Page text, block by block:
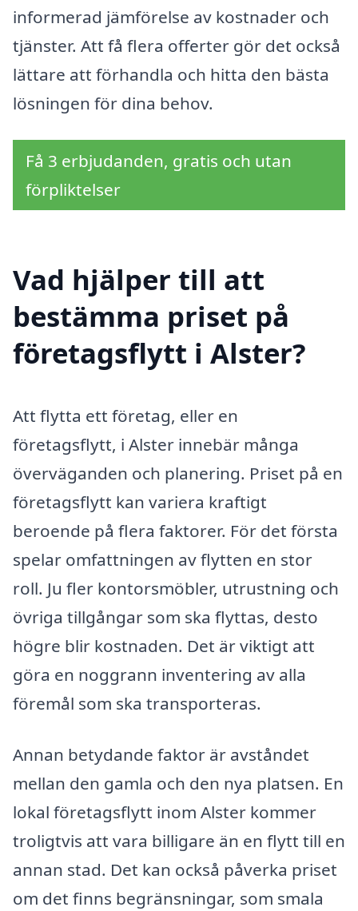
informerad jämförelse av kostnader och
tjänster. Att få flera offerter gör det också
lättare att förhandla och hitta den bästa
lösningen för dina behov.
Få 3 erbjudanden, gratis och utan
förpliktelser
Vad hjälper till att
bestämma priset på
företagsflytt i Alster?
Att flytta ett företag, eller en
företagsflytt, i Alster innebär många
överväganden och planering. Priset på en
företagsflytt kan variera kraftigt
beroende på flera faktorer. För det första
spelar omfattningen av flytten en stor
roll. Ju fler kontorsmöbler, utrustning och
övriga tillgångar som ska flyttas, desto
högre blir kostnaden. Det är viktigt att
göra en noggrann inventering av alla
föremål som ska transporteras.
Annan betydande faktor är avståndet
mellan den gamla och den nya platsen. En
lokal företagsflytt inom Alster kommer
troligtvis att vara billigare än en flytt till en
annan stad. Det kan också påverka priset
om det finns begränsningar, som smala